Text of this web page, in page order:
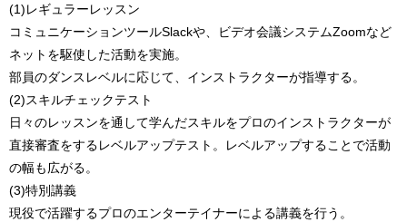
(1)レギュラーレッスン
コミュニケーションツールSlackや、ビデオ会議システムZoomなど
ネットを駆使した活動を実施。
部員のダンスレベルに応じて、インストラクターが指導する。
(2)スキルチェックテスト
日々のレッスンを通して学んだスキルをプロのインストラクターが
直接審査をするレベルアップテスト。レベルアップすることで活動
の幅も広がる。
(3)特別講義
現役で活躍するプロのエンターテイナーによる講義を行う。